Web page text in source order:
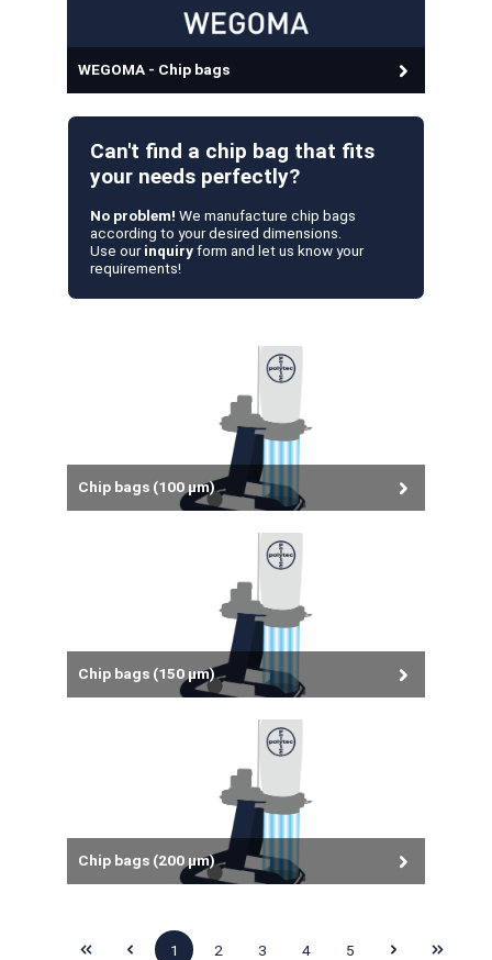
WEGOMA - Chip bags
Can't find a chip bag that fits
your needs perfectly?
No problem! We manufacture chip bags
according to your desired dimensions.
Use ourinquiryform and let us know your
requirements!
Chip bags (100 µm)
Chip bags (150 µm)
Chip bags (200 µm)
1 2 3 4 5